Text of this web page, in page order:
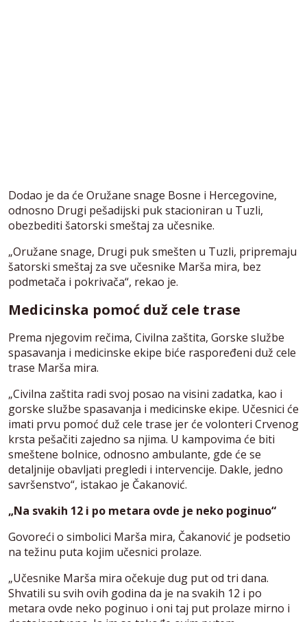
Dodao je da će Oružane snage Bosne i Hercegovine,
odnosno Drugi pešadijski puk stacioniran u Tuzli,
obezbediti šatorski smeštaj za učesnike.
„Oružane snage, Drugi puk smešten u Tuzli, pripremaju
šatorski smeštaj za sve učesnike Marša mira, bez
podmetača i pokrivača“, rekao je.
Medicinska pomoć duž cele trase
Prema njegovim rečima, Civilna zaštita, Gorske službe
spasavanja i medicinske ekipe biće raspoređeni duž cele
trase Marša mira.
„Civilna zaštita radi svoj posao na visini zadatka, kao i
gorske službe spasavanja i medicinske ekipe. Učesnici će
imati prvu pomoć duž cele trase jer će volonteri Crvenog
krsta pešačiti zajedno sa njima. U kampovima će biti
smeštene bolnice, odnosno ambulante, gde će se
detaljnije obavljati pregledi i intervencije. Dakle, jedno
savršenstvo“, istakao je Čakanović.
„Na svakih 12 i po metara ovde je neko poginuo“
Govoreći o simbolici Marša mira, Čakanović je podsetio
na težinu puta kojim učesnici prolaze.
„Učesnike Marša mira očekuje dug put od tri dana.
Shvatili su svih ovih godina da je na svakih 12 i po
metara ovde neko poginuo i oni taj put prolaze mirno i